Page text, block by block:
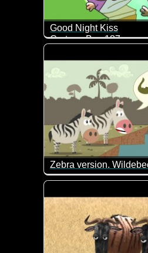
Good Night Kiss
Cartoon Box 187
Dieses Video kennen